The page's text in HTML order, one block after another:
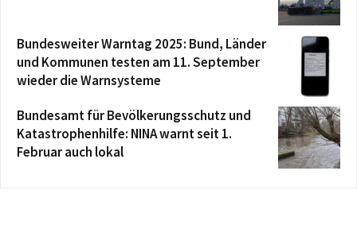
Bundesweiter Warntag 2025: Bund, Länder
und Kommunen testen am 11. September
wieder die Warnsysteme
Bundesamt für Bevölkerungsschutz und
Katastrophenhilfe: NINA warnt seit 1.
Februar auch lokal